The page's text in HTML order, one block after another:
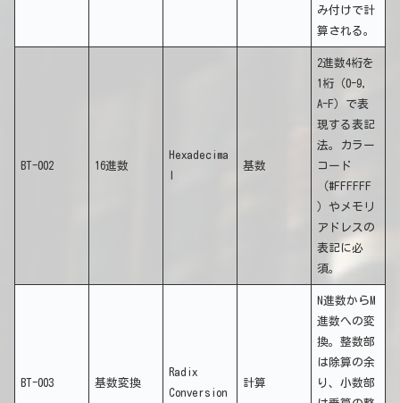
み付けで計
算される。
BT-002 16進数
Hexadecima
基数
2進数4桁を
1桁（0-9,
A-F）で表
現する表記
法。カラー
コード
（#FFFFFF
）やメモリ
アドレスの
表記に必
須。
BT-003 基数変換
Radix
Conversion
計算
N進数からM
進数への変
換。整数部
は除算の余
り、小数部